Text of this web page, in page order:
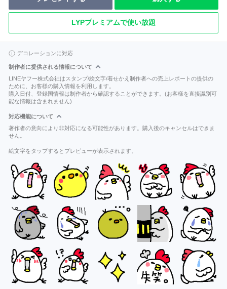
LYPプレミアムで使い放題
デコレーションに対応
制作者に提供される情報について
LINEヤフー株式会社はスタンプ/絵文字/着せかえ制作者への売上レポートの提供の
ために、お客様の購入情報を利用します。
購入日付、登録国情報は制作者から確認することができます。(お客様を直接識別可
能な情報は含まれません)
対応機能について
著作者の意向により非対応になる可能性があります。購入後のキャンセルはできま
せん。
絵文字をタップするとプレビューが表示されます。